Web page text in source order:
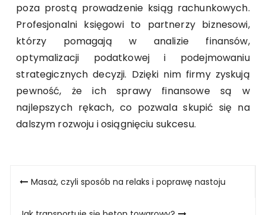
poza prostą prowadzenie ksiąg rachunkowych.
Profesjonalni księgowi to partnerzy biznesowi,
którzy pomagają w analizie finansów,
optymalizacji podatkowej i podejmowaniu
strategicznych decyzji. Dzięki nim firmy zyskują
pewność, że ich sprawy finansowe są w
najlepszych rękach, co pozwala skupić się na
dalszym rozwoju i osiągnięciu sukcesu.
Nawigacja
Masaż, czyli sposób na relaks i poprawę nastoju